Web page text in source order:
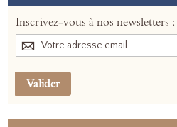
Inscrivez-vous à nos newsletters :
Valider